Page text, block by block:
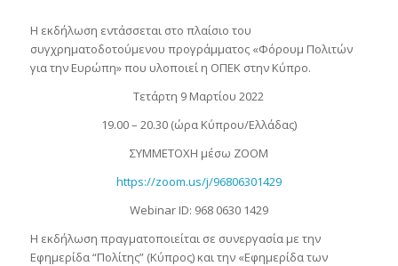
Η εκδήλωση εντάσσεται στο πλαίσιο του
συγχρηματοδοτούμενου προγράμματος «Φόρουμ Πολιτών
για την Ευρώπη» που υλοποιεί η ΟΠΕΚ στην Κύπρο.
Τετάρτη 9 Μαρτίου 2022
19.00 – 20.30 (ώρα Κύπρου/Ελλάδας)
ΣΥΜΜΕΤΟΧΗ μέσω ZOOM
https://zoom.us/j/96806301429
Webinar ID: 968 0630 1429
Η εκδήλωση πραγματοποιείται σε συνεργασία με την
Εφημερίδα “Πολίτης” (Κύπρος) και την «Εφημερίδα των